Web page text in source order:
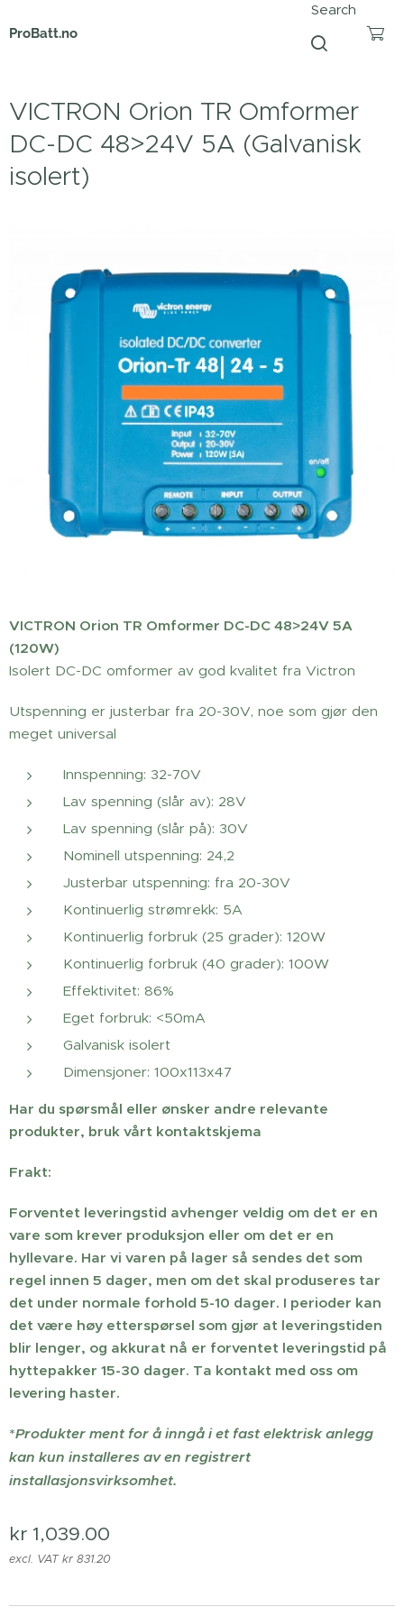
ProBatt.no
Search
VICTRON Orion TR Omformer
DC-DC 48>24V 5A (Galvanisk
isolert)
VICTRON Orion TR Omformer DC-DC 48>24V 5A
(120W)
Isolert DC-DC omformer av god kvalitet fra Victron
Utspenning er justerbar fra 20-30V, noe som gjør den
meget universal
Innspenning: 32-70V
Lav spenning (slår av): 28V
Lav spenning (slår på): 30V
Nominell utspenning: 24,2
Justerbar utspenning: fra 20-30V
Kontinuerlig strømrekk: 5A
Kontinuerlig forbruk (25 grader): 120W
Kontinuerlig forbruk (40 grader): 100W
Effektivitet: 86%
Eget forbruk: <50mA
Galvanisk isolert
Dimensjoner: 100x113x47
Har du spørsmål eller ønsker andre relevante
produkter, bruk vårt kontaktskjema
Frakt:
Forventet leveringstid avhenger veldig om det er en
vare som krever produksjon eller om det er en
hyllevare. Har vi varen på lager så sendes det som
regel innen 5 dager, men om det skal produseres tar
det under normale forhold 5-10 dager. I perioder kan
det være høy etterspørsel som gjør at leveringstiden
blir lenger, og akkurat nå er forventet leveringstid på
hyttepakker 15-30 dager. Ta kontakt med oss om
levering haster.
*Produkter ment for å inngå i et fast elektrisk anlegg
kan kun installeres av en registrert
installasjonsvirksomhet.
kr 1,039.00
excl. VAT kr 831.20